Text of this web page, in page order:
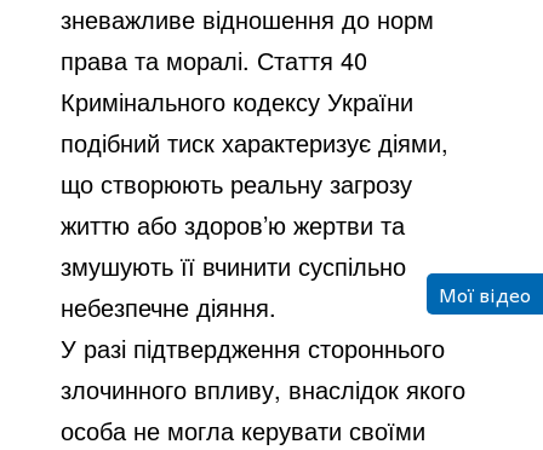
зневажливе відношення до норм
права та моралі. Стаття 40
Кримінального кодексу України
подібний тиск характеризує діями,
що створюють реальну загрозу
життю або здоров’ю жертви та
змушують її вчинити суспільно
небезпечне діяння.
У разі підтвердження стороннього
злочинного впливу, внаслідок якого
особа не могла керувати своїми
Мої відео